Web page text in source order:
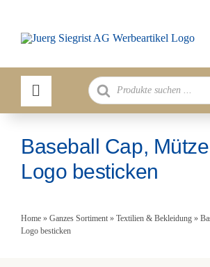
springen
Products
search
Baseball Cap,
Logo besticken
Home» Ganzes Sortiment» Textilien & Bekleidung»
Logo besticken